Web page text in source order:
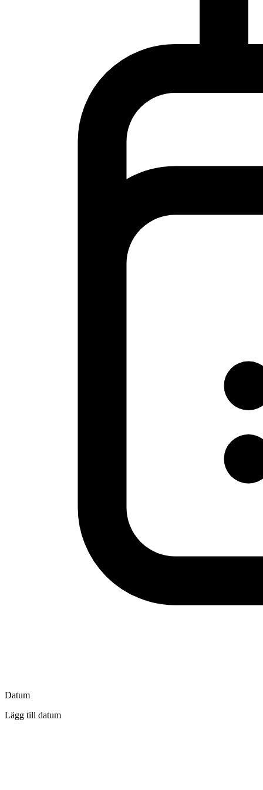
Datum
Lägg till datum